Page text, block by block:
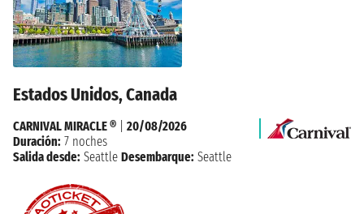
Estados Unidos, Canada
CARNIVAL MIRACLE ®
20/08/2026
Duración: 7 noches
Salida desde: Seattle Desembarque: Seattle